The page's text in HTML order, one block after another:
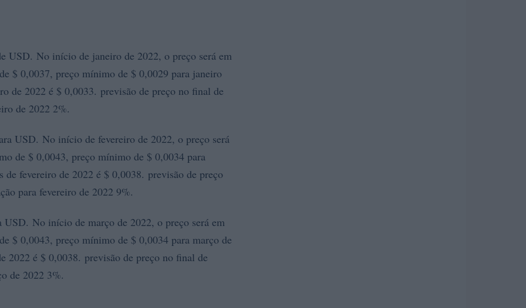
USD. No início de janeiro de 2022, o preço será em
$ 0,0037, preço mínimo de $ 0,0029 para janeiro
de 2022 é $ 0,0033. previsão de preço no final de
de 2022 2%.
USD. No início de fevereiro de 2022, o preço será
de $ 0,0043, preço mínimo de $ 0,0034 para
fevereiro de 2022 é $ 0,0038. previsão de preço
para fevereiro de 2022 9%.
USD. No início de março de 2022, o preço será em
$ 0,0043, preço mínimo de $ 0,0034 para março de
2022 é $ 0,0038. previsão de preço no final de
de 2022 3%.